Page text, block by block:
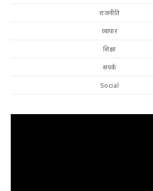
राजनीति
व्यापार
शिक्षा
संपर्क
Social